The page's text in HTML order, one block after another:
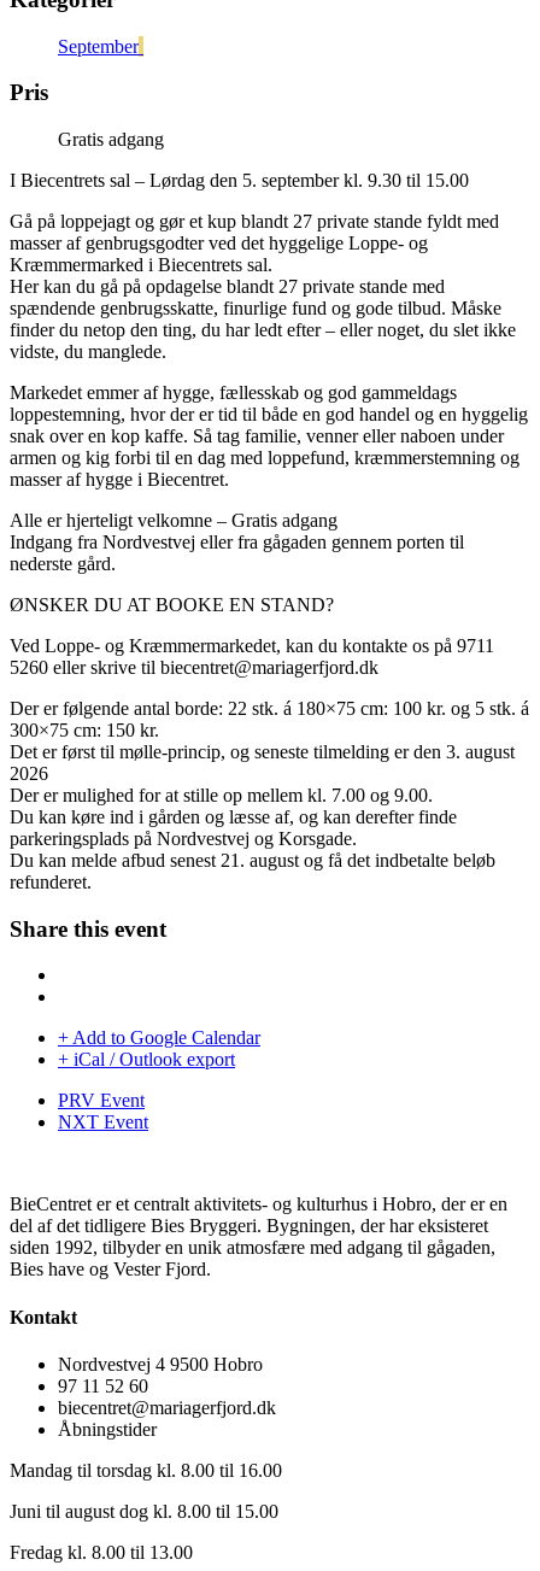
September
Pris
Gratis adgang
I Biecentrets sal – Lørdag den 5. september kl. 9.30 til 15.00
Gå på loppejagt og gør et kup blandt 27 private stande fyldt med
masser af genbrugsgodter ved det hyggelige Loppe- og
Kræmmermarked i Biecentrets sal.
Her kan du gå på opdagelse blandt 27 private stande med
spændende genbrugsskatte, finurlige fund og gode tilbud. Måske
finder du netop den ting, du har ledt efter – eller noget, du slet ikke
vidste, du manglede.
Markedet emmer af hygge, fællesskab og god gammeldags
loppestemning, hvor der er tid til både en god handel og en hyggelig
snak over en kop kaffe. Så tag familie, venner eller naboen under
armen og kig forbi til en dag med loppefund, kræmmerstemning og
masser af hygge i Biecentret.
Alle er hjerteligt velkomne – Gratis adgang
Indgang fra Nordvestvej eller fra gågaden gennem porten til
nederste gård.
ØNSKER DU AT BOOKE EN STAND?
Ved Loppe- og Kræmmermarkedet, kan du kontakte os på 9711
5260 eller skrive til biecentret@mariagerfjord.dk
Der er følgende antal borde: 22 stk. á 180×75 cm: 100 kr. og 5 stk. á
300×75 cm: 150 kr.
Det er først til mølle-princip, og seneste tilmelding er den 3. august
2026
Der er mulighed for at stille op mellem kl. 7.00 og 9.00.
Du kan køre ind i gården og læsse af, og kan derefter finde
parkeringsplads på Nordvestvej og Korsgade.
Du kan melde afbud senest 21. august og få det indbetalte beløb
refunderet.
Share this event
+ Add to Google Calendar
+ iCal / Outlook export
PRV Event
NXT Event
BieCentret er et centralt aktivitets- og kulturhus i Hobro, der er en
del af det tidligere Bies Bryggeri. Bygningen, der har eksisteret
siden 1992, tilbyder en unik atmosfære med adgang til gågaden,
Bies have og Vester Fjord.
Kontakt
Nordvestvej 4 9500 Hobro
97 11 52 60
biecentret@mariagerfjord.dk
Åbningstider
Mandag til torsdag kl. 8.00 til 16.00
Juni til august dog kl. 8.00 til 15.00
Fredag kl. 8.00 til 13.00